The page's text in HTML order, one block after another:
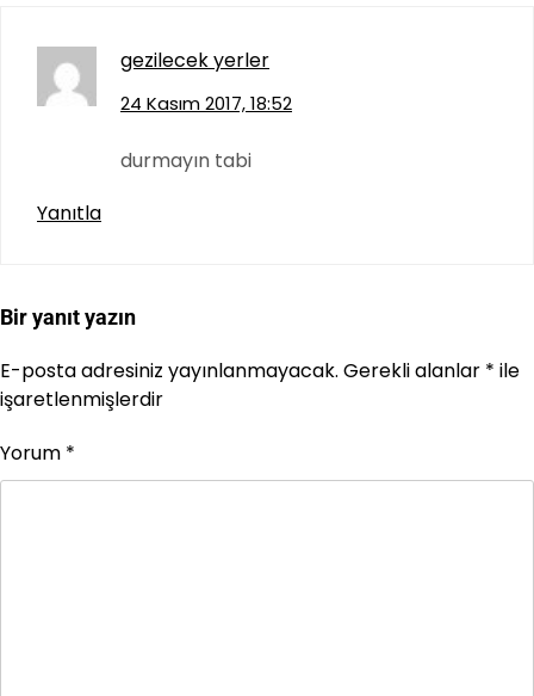
gezilecek yerler
24 Kasım 2017, 18:52
durmayın tabi
Yanıtla
Bir yanıt yazın
E-posta adresiniz yayınlanmayacak. Gerekli alanlar * ile
işaretlenmişlerdir
Yorum *